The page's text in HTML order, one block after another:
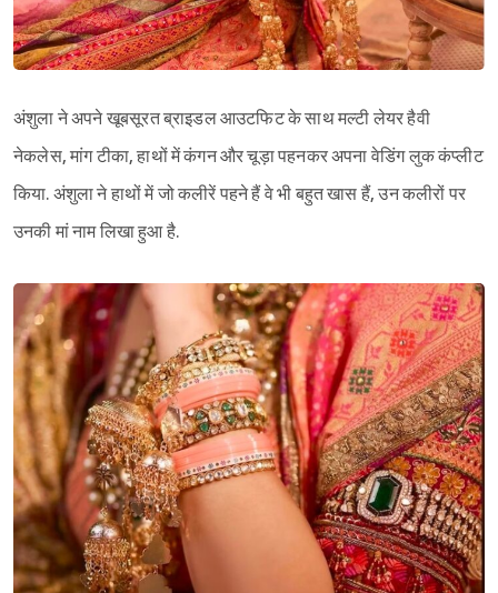
अंशुला ने अपने खूबसूरत ब्राइडल आउटफिट के साथ मल्टी लेयर हैवी
नेकलेस, मांग टीका, हाथों में कंगन और चूड़ा पहनकर अपना वेडिंग लुक कंप्लीट
किया. अंशुला ने हाथों में जो कलीरें पहने हैं वे भी बहुत खास हैं, उन कलीरों पर
उनकी मां नाम लिखा हुआ है.